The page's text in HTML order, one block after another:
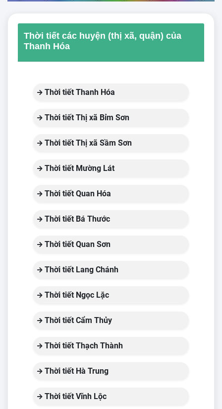
Thời tiết các huyện (thị xã, quận) của
Thanh Hóa
Thời tiết Thanh Hóa
Thời tiết Thị xã Bỉm Sơn
Thời tiết Thị xã Sầm Sơn
Thời tiết Mường Lát
Thời tiết Quan Hóa
Thời tiết Bá Thước
Thời tiết Quan Sơn
Thời tiết Lang Chánh
Thời tiết Ngọc Lặc
Thời tiết Cẩm Thủy
Thời tiết Thạch Thành
Thời tiết Hà Trung
Thời tiết Vĩnh Lộc